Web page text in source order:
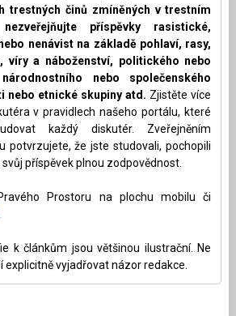
trestných činů zmíněných v trestním
příspěvky rasistické,
nenávist na základě pohlaví, rasy,
víry a náboženství, politického nebo
nebo společenského
nebo etnické skupiny atd. Zjistěte více
v pravidlech našeho portálu, které
každý diskutér. Zveřejněním
potvrzujete, že jste studovali, pochopili
příspěvek plnou zodpovědnost.
Prostoru na plochu mobilu či
k článkům jsou většinou ilustrační. Ne
explicitně vyjadřovat názor redakce.